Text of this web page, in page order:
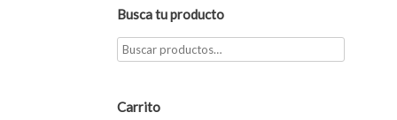
Busca tu producto
Carrito